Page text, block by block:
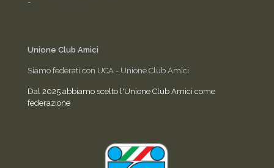
Unione Club Amici
Siamo federati con UCA - Unione Club Amici
Dal 2025 abbiamo scelto l'Unione Club Amici come
federazione